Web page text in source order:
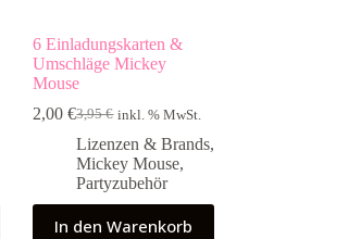
6 Einladungskarten &
Umschläge Mickey
Mouse
3,95€
Ursprünglicher
Preis
war:
3,95 €
2,00€Aktueller
Preis
ist:
2,00 €.
inkl. % MwSt.
Lizenzen & Brands,
Mickey Mouse,
Partyzubehör
In den Warenkorb